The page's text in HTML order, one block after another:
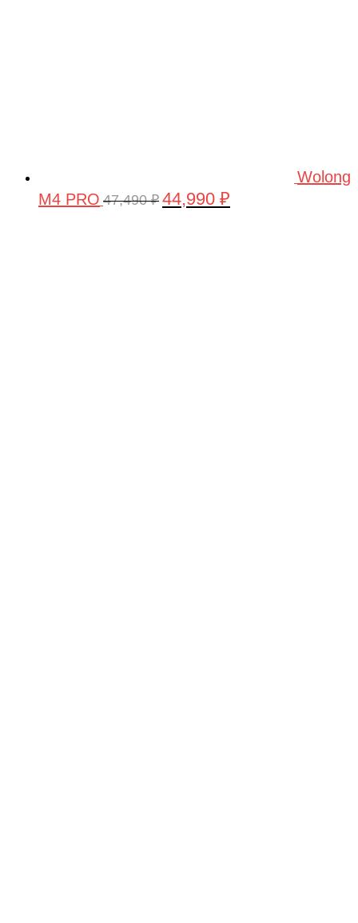
Wolong
M4 PRO 47,490₽ Первоначальная
44,990 ₽